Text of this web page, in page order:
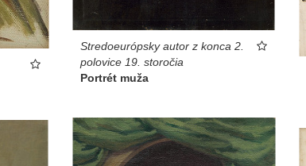
Stredoeurópsky autor z konca 2.
polovice 19. storočia
Portrét muža